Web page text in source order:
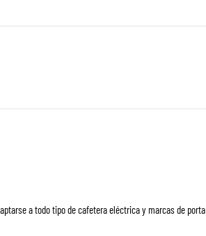
a todo tipo de cafetera eléctrica y marcas de porta